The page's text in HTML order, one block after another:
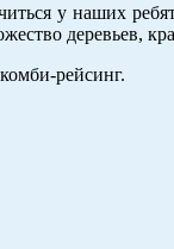
у наших
деревьев,
рейсинг.